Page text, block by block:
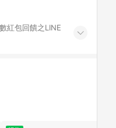
紅包回饋之LINE